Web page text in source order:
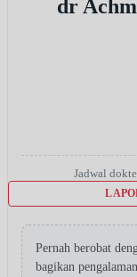
dr
Jadwal
Pernah berobat
bagikan